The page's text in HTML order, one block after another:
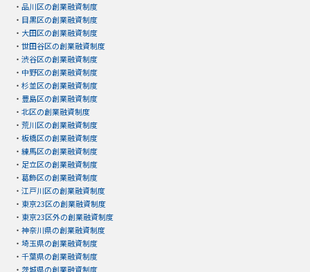
・ 品川区の創業融資制度
・ 目黒区の創業融資制度
・ 大田区の創業融資制度
・ 世田谷区の創業融資制度
・ 渋谷区の創業融資制度
・ 中野区の創業融資制度
・ 杉並区の創業融資制度
・ 豊島区の創業融資制度
・ 北区の創業融資制度
・ 荒川区の創業融資制度
・ 板橋区の創業融資制度
・ 練馬区の創業融資制度
・ 足立区の創業融資制度
・ 葛飾区の創業融資制度
・ 江戸川区の創業融資制度
・ 東京23区の創業融資制度
・ 東京23区外の創業融資制度
・ 神奈川県の創業融資制度
・ 埼玉県の創業融資制度
・ 千葉県の創業融資制度
・ 茨城県の創業融資制度